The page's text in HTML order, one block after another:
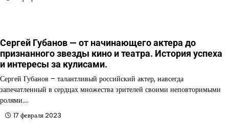
Сергей Губанов — от начинающего актера до
признанного звезды кино и театра. История успеха
и интересы за кулисами.
Сергей Губанов – талантливый российский актер, навсегда
запечатленный в сердцах множества зрителей своими неповторимыми
ролями.…
17 февраля 2023